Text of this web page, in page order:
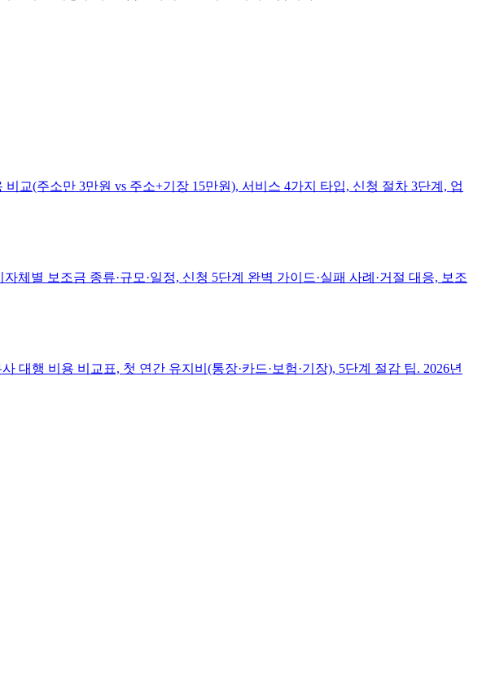
교(주소만 3만원 vs 주소+기장 15만원), 서비스 4가지 타입, 신청 절차 3단계, 업
체별 보조금 종류·규모·일정, 신청 5단계 완벽 가이드·실패 사례·거절 대응, 보조
대행 비용 비교표, 첫 연간 유지비(통장·카드·보험·기장), 5단계 절감 팁. 2026년